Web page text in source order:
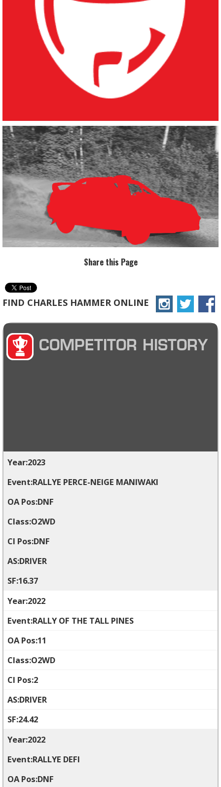
Share this Page
FIND CHARLES HAMMER ONLINE
COMPETITOR HISTORY
2023
RALLYE PERCE-NEIGE MANIWAKI
DNF
O2WD
DNF
DRIVER
16.37
2022
RALLY OF THE TALL PINES
11
O2WD
2
DRIVER
24.42
2022
RALLYE DEFI
DNF